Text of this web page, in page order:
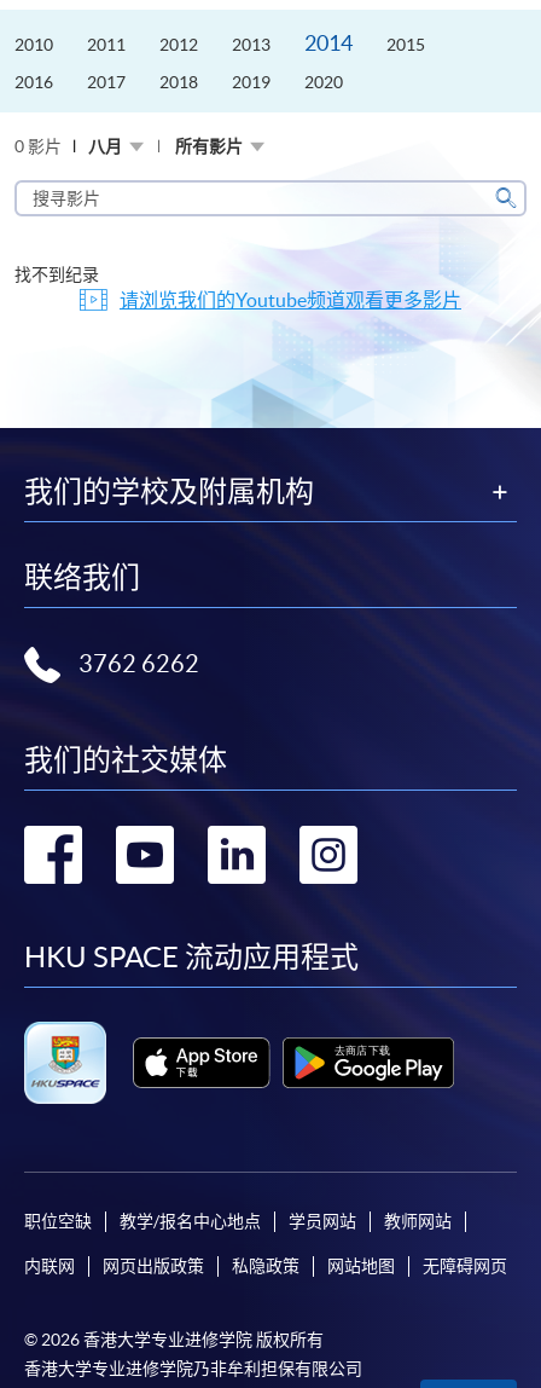
2010 2011 2012 2013 2014
2015
2016
2017 2018 2019 2020
0 影片 八月 所有影片
搜
寻
片
搜
找不到纪录
请浏览我们的Youtube频道观看更多影片
我们的学校及附属机构
联络我们
3762 6262
我们的社交媒体
转
facebook
转
youtube
转
linkedin
转
HKU SPACE 流动应用程式
职位空缺 教学/报名中心地点 学员网站 教师网站
内联网 网页出版政策 私隐政策 网站地图 无障碍网页
© 2026 香港大学专业进修学院 版权所有
香港大学专业进修学院乃非牟利担保有限公司